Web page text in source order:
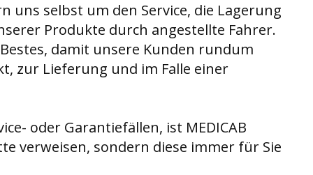
selbst um den Service, die Lagerung
Produkte durch angestellte Fahrer.
damit unsere Kunden rundum
zur Lieferung und im Falle einer
oder Garantiefällen, ist MEDICAB
verweisen, sondern diese immer für Sie